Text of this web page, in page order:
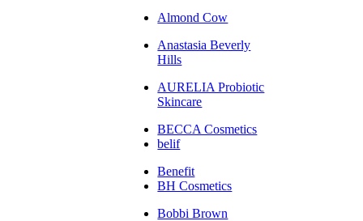
Almond Cow
Anastasia Beverly
Hills
AURELIA Probiotic
Skincare
BECCA Cosmetics
belif
Benefit
BH Cosmetics
Bobbi Brown